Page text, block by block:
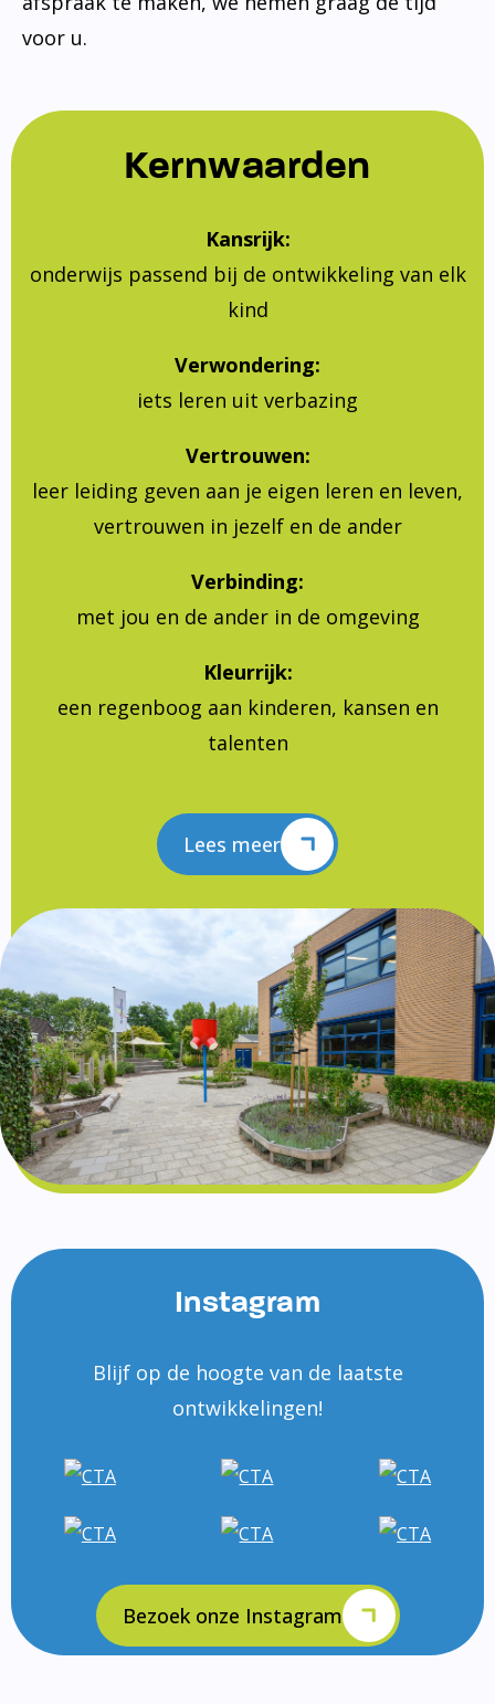
voor u.
Kernwaarden
Kansrijk:
onderwijs passend bij de ontwikkeling van elk
kind
Verwondering:
iets leren uit verbazing
Vertrouwen:
leer leiding geven aan je eigen leren en leven,
vertrouwen in jezelf en de ander
Verbinding:
met jou en de ander in de omgeving
Kleurrijk:
een regenboog aan kinderen, kansen en
talenten
Lees meer
Instagram
Blijf op de hoogte van de laatste
ontwikkelingen!
Bezoek onze Instagram